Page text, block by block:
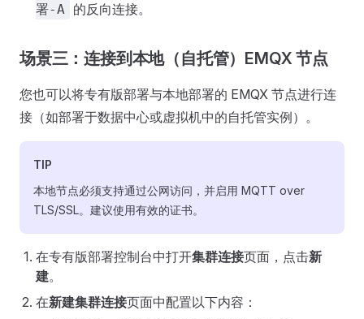
署-A 的反向连接。
场景三：连接到本地（自托管）EMQX 节点
您也可以将专有版部署与本地部署的 EMQX 节点进行连
接（如部署于数据中心或虚拟机中的自托管实例）。
TIP
本地节点必须支持通过公网访问，并启用 MQTT over
TLS/SSL。建议使用有效的证书。
在专有版部署控制台中打开集群连接页面，点击新
建。
在新建集群连接页面中配置以下内容：